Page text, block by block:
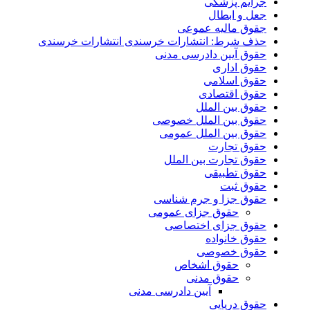
جعل و ابطال
جقوق مالیه عموعی
حذف شرط: انتشارات خرسندی انتشارات خرسندی
حقوق آیین دادرسی مدنی
حقوق اداری
حقوق اسلامی
حقوق اقتصادی
حقوق بین الملل
حقوق بین الملل خصوصی
حقوق بین الملل عمومی
حقوق تجارت
حقوق تجارت بین الملل
حقوق تطبیقی
حقوق ثبت
حقوق جزا و جرم شناسی
حقوق جزای عمومی
حقوق جزای اختصاصی
حقوق خانواده
حقوق خصوصی
حقوق اشخاص
حقوق مدنی
آیین دادرسی مدنی
حقوق دریایی